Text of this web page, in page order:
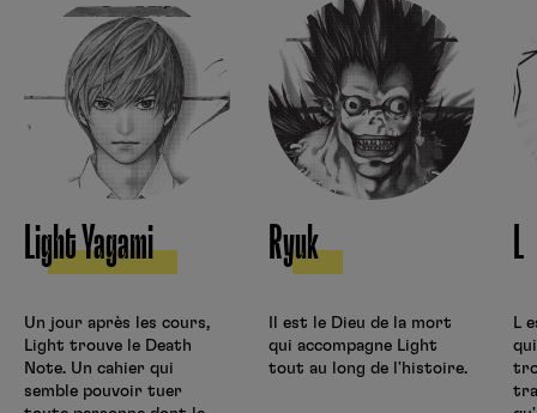
Light Yagami
Un jour après les cours,
Light trouve le Death
Note. Un cahier qui
semble pouvoir tuer
Ryuk
Il est le Dieu de la mort
qui accompagne Light
tout au long de l'histoire.
L
L